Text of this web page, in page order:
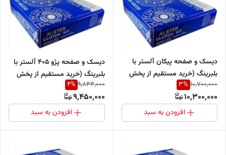
دیسک و صفحه پیکان آلستر با
بلبرینگ (خرید مستقیم از پخش
کننده)
10,700,000
3%
10,300,000
افزودن به سبد
دیسک و صفحه پژو 405 آلستر با
بلبرینگ (خرید مستقیم از پخش
کننده)
9,844,000
4%
9,450,000
افزودن به سبد